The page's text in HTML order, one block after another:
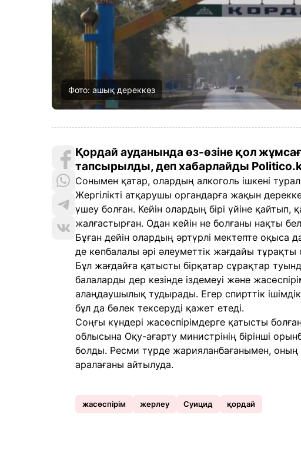
Фото: ашық дереккөз
Қордай ауданында өз-өзіне қол
тапсырылды, деп хабарлайды
Сонымен қатар, олардың алкоголь ішкені
Жергілікті атқарушы органдарға жақын
үшеу болған. Кейін олардың бірі үйіне қайтып,
жалғастырған. Одан кейін не болғаны нақты
Бұған дейін олардың әртүрлі мектепте оқыса
де көпбалалы әрі әлеуметтік жағдайы
Бұл жағдайға қатысты бірқатар сұрақтар
балаларды дер кезінде іздемеуі және
алаңдаушылық тудырады. Егер спирттік
бұл да бөлек тексеруді қажет етеді.
Соңғы күндері жасөспірімдерге қатысты
облысына Оқу-ағарту министрінің бірінші
болды. Ресми түрде жарияланбағанымен, оның
аралағаны айтылуда.
жасөспірім жерлеу Суицид қордай